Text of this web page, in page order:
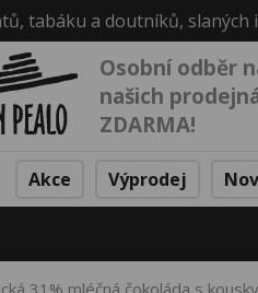
tabáku a doutníků,
Osobní odběr
našich
ZDARMA!
Akce Výprodej
31% mléčná čokoláda s